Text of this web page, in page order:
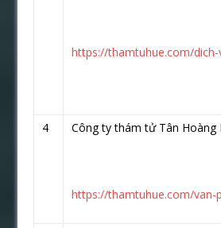
https://thamtuhue.com/
4 Công ty thám tử Tân
https://thamtuhue.com/